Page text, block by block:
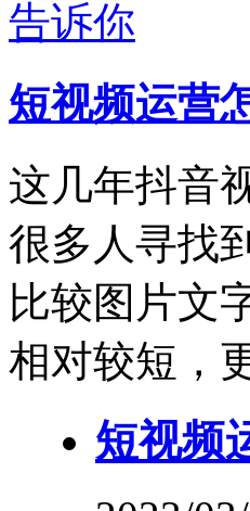
短视频运营
这几年抖音
很多人寻找
比较图片文
相对较短，
短视频